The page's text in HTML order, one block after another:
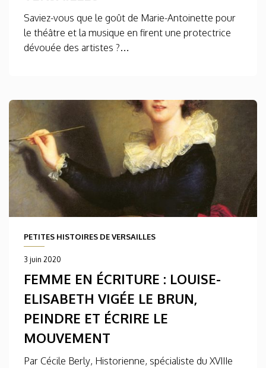
Saviez-vous que le goût de Marie-Antoinette pour
le théâtre et la musique en firent une protectrice
dévouée des artistes ?…
PETITES HISTOIRES DE VERSAILLES
3 juin 2020
FEMME EN ÉCRITURE : LOUISE-
ELISABETH VIGÉE LE BRUN,
PEINDRE ET ÉCRIRE LE
MOUVEMENT
Par Cécile Berly, Historienne, spécialiste du XVIIIe